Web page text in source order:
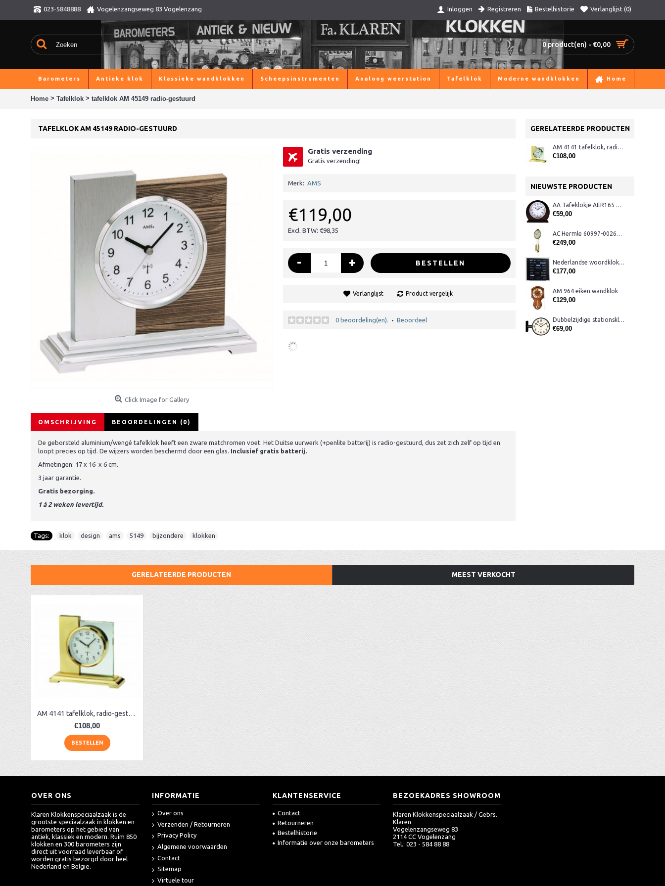
023-5848888 Vogelenzangseweg 83 Vogelenzang Inloggen Registreren Bestelhistorie Verlanglijst (0)
0 product(en) - €0,00
Barometers Antieke klok Klassieke wandklokken Scheepsinstrumenten Analoog weerstation Tafelklok Moderne wandklokken Home
Home > Tafelklok > tafelklok AM 45149 radio-gestuurd
GERELATEERDE PRODUCTEN
AM 4141 tafelklok, radio-gestuurd
€108,00
NIEUWSTE PRODUCTEN
AA Tafeklokje AER165 noten
€59,00
AC Hermle 60997-00261 wandklok
€249,00
Nederlandse woordklok zwart AMS 1265
€177,00
AM 964 eiken wandklok
€129,00
Dubbelzijdige stationsklok metaal 1879
€69,00
TAFELKLOK AM 45149 RADIO-GESTUURD
Click Image for Gallery
Gratis verzending
Gratis verzending!
Merk: AMS
€119,00
Excl. BTW: €98,35
- + BESTELLEN
Verlanglijst Product vergelijk
0 beoordeling(en). • Beoordeel
OMSCHRIJVING BEOORDELINGEN (0)
De geborsteld aluminium/wengé tafelklok heeft een zware matchromen voet. Het Duitse uurwerk (+penlite batterij) is radio-gestuurd, dus zet zich zelf op tijd en
loopt precies op tijd. De wijzers worden beschermd door een glas. Inclusief gratis batterij.
Afmetingen: 17 x 16 x 6 cm.
3 jaar garantie.
Gratis bezorging.
1 á 2 weken levertijd.
Tags: klok design ams 5149 bijzondere klokken
GERELATEERDE PRODUCTEN MEEST VERKOCHT
AM 4141 tafelklok, radio-gestuurd
€108,00
BESTELLEN
OVER ONS
Klaren Klokkenspeciaalzaak is de
grootste speciaalzaak in klokken en
barometers op het gebied van
antiek, klassiek en modern. Ruim 850
klokken en 300 barometers zijn
direct uit voorraad leverbaar of
worden gratis bezorgd door heel
Nederland en België.
INFORMATIE
Over ons
Verzenden / Retourneren
Privacy Policy
Algemene voorwaarden
Contact
Sitemap
Virtuele tour
KLANTENSERVICE
Contact
Retourneren
Bestelhistorie
Informatie over onze barometers
BEZOEKADRES SHOWROOM
Klaren Klokkenspeciaalzaak / Gebrs.
Klaren
Vogelenzangseweg 83
2114 CC Vogelenzang
Tel.: 023 - 584 88 88